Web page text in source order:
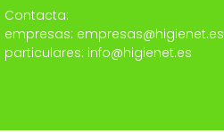
Contacta:
empresas: empresas@higienet.es
particulares: info@higienet.es